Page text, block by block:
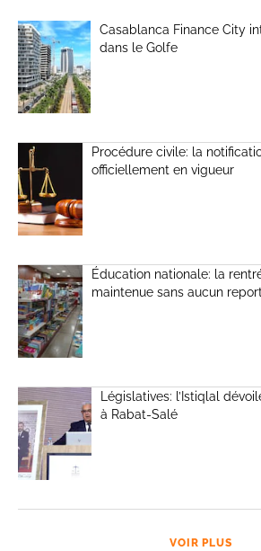
Casablanca Finance City
dans le Golfe
Procédure civile: la
officiellement en vigueur
Éducation nationale: la
maintenue sans aucun report
Législatives: l’Istiqlal
à Rabat-Salé
VOIR PLUS